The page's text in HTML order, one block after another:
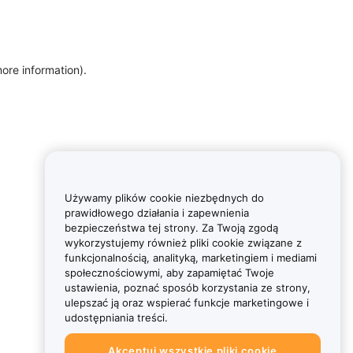
information).
Używamy plików cookie niezbędnych do
prawidłowego działania i zapewnienia
bezpieczeństwa tej strony. Za Twoją zgodą
wykorzystujemy również pliki cookie związane z
funkcjonalnością, analityką, marketingiem i mediami
społecznościowymi, aby zapamiętać Twoje
ustawienia, poznać sposób korzystania ze strony,
ulepszać ją oraz wspierać funkcje marketingowe i
udostępniania treści.